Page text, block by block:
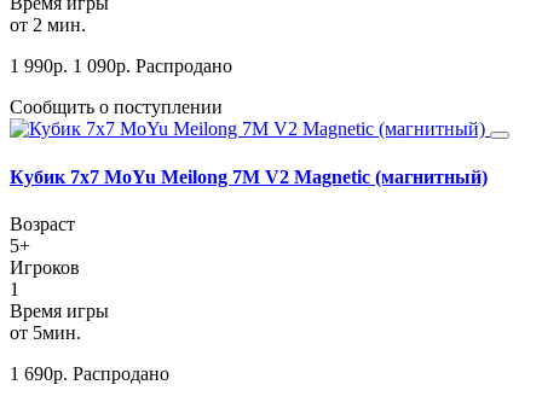
от 2 мин.
1 990р. 1 090р. Распродано
Сообщить о поступлении
Кубик 7х7 MoYu Meilong 7M V2 Magnetic (магнитный)
Возраст
5+
Игроков
1
Время игры
от 5мин.
1 690р. Распродано